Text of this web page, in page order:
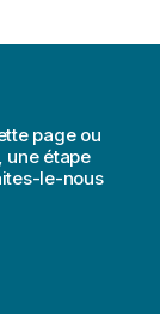
page ou
une étape
le-nous